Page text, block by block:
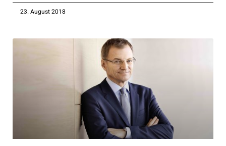
23. August 2018